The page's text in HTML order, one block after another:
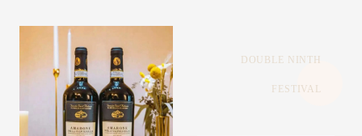
DOUBLE NINTH
FESTIVAL